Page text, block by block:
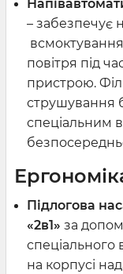
– забезпечує
повітря під
пристрою.
струшування
спеціальним
Підлогова
«2в1» за
спеціального
на корпусі